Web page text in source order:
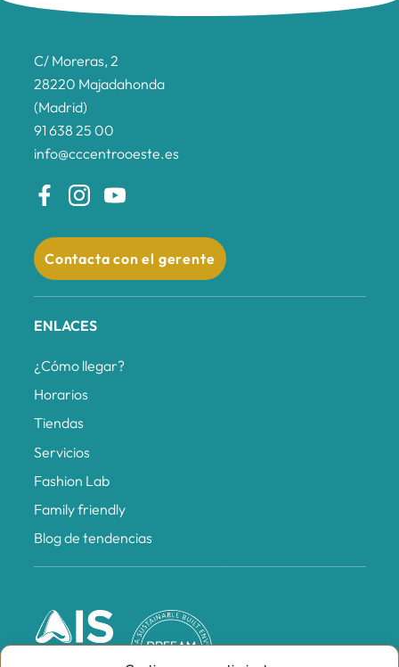
C/ Moreras, 2
28220 Majadahonda
(Madrid)
91 638 25 00
info@cccentrooeste.es
Contacta con el gerente
ENLACES
¿Cómo llegar?
Horarios
Tiendas
Servicios
Fashion Lab
Family friendly
Blog de tendencias